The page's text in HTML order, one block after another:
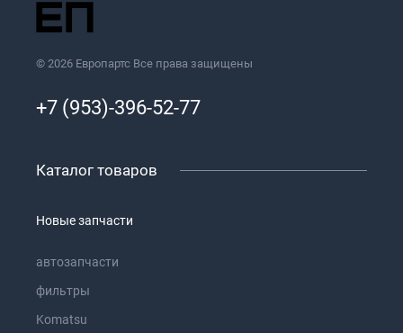
© 2026 Европартс Все права защищены
+7 (953)-396-52-77
Каталог товаров
Новые запчасти
автозапчасти
фильтры
Komatsu